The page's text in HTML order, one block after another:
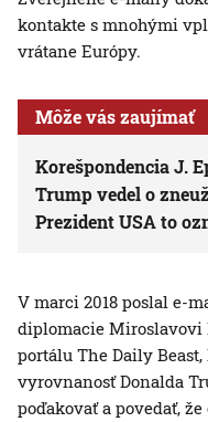
kontakte s mnohými
vrátane Európy.
Môže vás zaujímať
Korešpondencia J.
Trump vedel o
Prezident USA to
V marci 2018 poslal e-
diplomacie Miroslavovi
portálu The Daily
vyrovnanosť Donalda
poďakovať a povedať,